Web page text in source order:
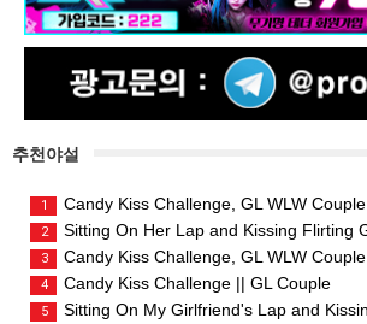
추천야설
1 Candy Kiss Challenge, GL WLW Couple
2 Sitting On Her Lap and Kissing Flirting
3 Candy Kiss Challenge, GL WLW Couple
4 Candy Kiss Challenge || GL Couple
5 Sitting On My Girlfriend's Lap and